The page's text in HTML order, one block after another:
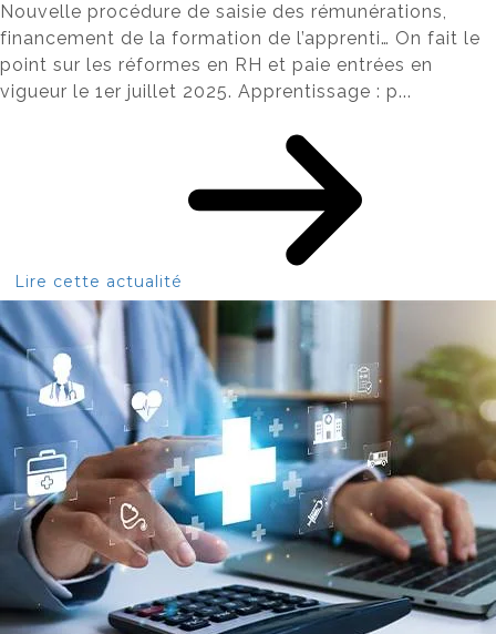
Nouvelle procédure de saisie des rémunérations,
financement de la formation de l’apprenti… On fait le
point sur les réformes en RH et paie entrées en
vigueur le 1er juillet 2025. Apprentissage : p...
Lire cette actualité